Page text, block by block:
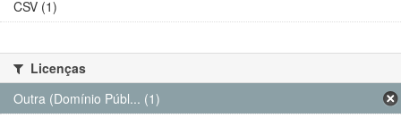
CSV (1)
Licenças
Outra (Domínio Públ... (1)